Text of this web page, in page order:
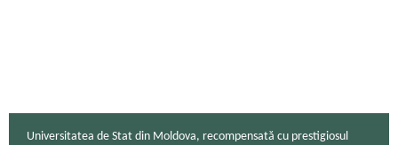
Universitatea de Stat din Moldova, recompensată cu prestigiosul